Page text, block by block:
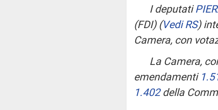
I deputati
(FDI) (Vedi RS)
Camera, con
La Camera,
emendamenti
1.402della